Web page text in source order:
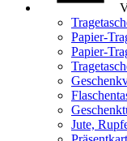
Papier-
Papier-
Jute,